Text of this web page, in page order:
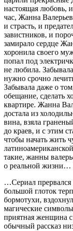
настоящая любовь,
час, Жанна
и страсть, и
завистников, и
замирало сердце
хоронила своего
попал под
не любила.
нужно срочно
Забывала даже о
обещание, сделать
квартире. Жанна
достала из
вина, взяла
до краев, и с этим
чтобы начать жить
латиноамерик
такие, жанны
о реальной жизни…
…Сериал прервался
большой глоток
бормотухи,
магические
приятная женщина с
обычный рассказ